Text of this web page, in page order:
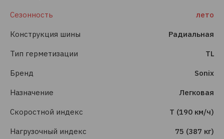
Сезонность лето
Конструкция шины Радиальная
Тип герметизации TL
Бренд Sonix
Назначение Легковая
Скоростной индекс T (190 км/ч)
Нагрузочный индекс 75 (387 кг)